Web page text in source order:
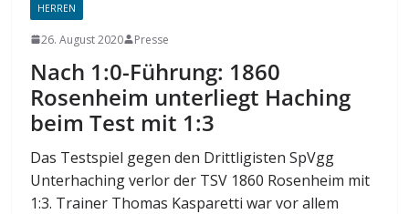
HERREN
26. August 2020 Presse
Nach 1:0-Führung: 1860
Rosenheim unterliegt Haching
beim Test mit 1:3
Das Testspiel gegen den Drittligisten SpVgg
Unterhaching verlor der TSV 1860 Rosenheim mit
1:3. Trainer Thomas Kasparetti war vor allem